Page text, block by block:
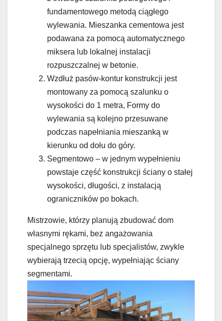
fundamentowego metodą ciągłego
wylewania. Mieszanka cementowa jest
podawana za pomocą automatycznego
miksera lub lokalnej instalacji
rozpuszczalnej w betonie.
Wzdłuż pasów-kontur konstrukcji jest
montowany za pomocą szalunku o
wysokości do 1 metra, Formy do
wylewania są kolejno przesuwane
podczas napełniania mieszanką w
kierunku od dołu do góry.
Segmentowo – w jednym wypełnieniu
powstaje część konstrukcji ściany o stałej
wysokości, długości, z instalacją
ograniczników po bokach.
Mistrzowie, którzy planują zbudować dom
własnymi rękami, bez angażowania
specjalnego sprzętu lub specjalistów, zwykle
wybierają trzecią opcję, wypełniając ściany
segmentami.